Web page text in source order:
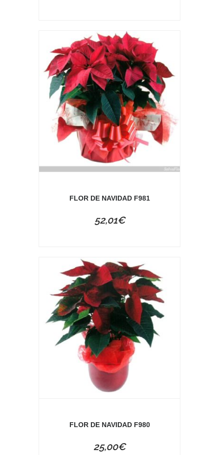
FLOR DE NAVIDAD F981
52,01€
FLOR DE NAVIDAD F980
25,00€